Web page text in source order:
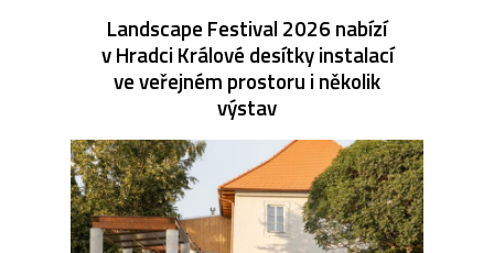
Landscape Festival 2026 nabízí
v Hradci Králové desítky instalací
ve veřejném prostoru i několik
výstav